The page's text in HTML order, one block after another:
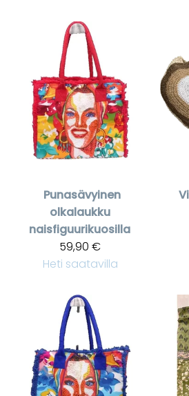
Punasävyinen
olkalaukku
naisfiguurikuosilla
59,90 €
Heti saatavilla